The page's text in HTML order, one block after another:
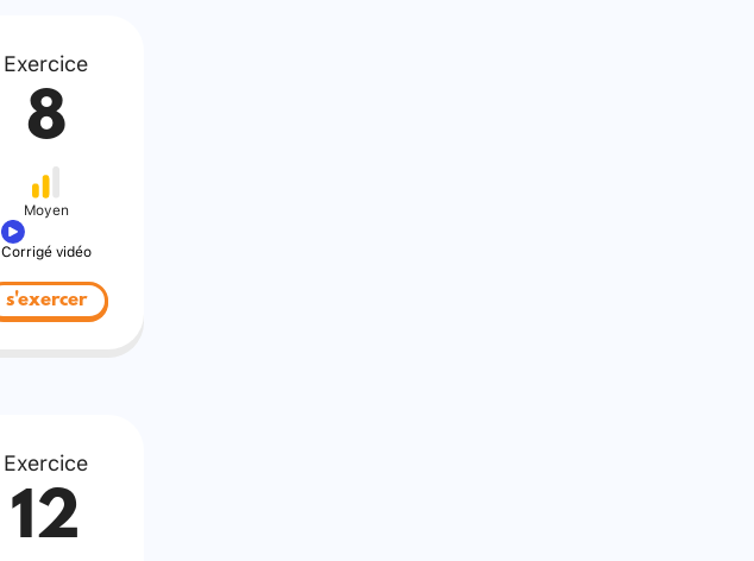
Exercice
8
Moyen
Corrigé vidéo
s'exercer
Exercice
12